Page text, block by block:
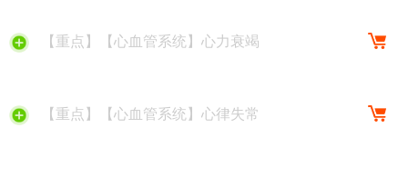
【重点】【心血管系统】心力衰竭
【重点】【心血管系统】心律失常